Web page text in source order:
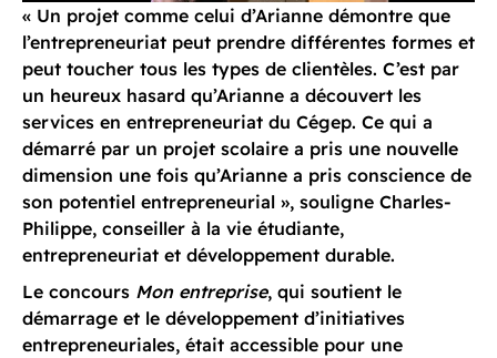
« Un projet comme celui d’Arianne démontre que
l’entrepreneuriat peut prendre différentes formes et
peut toucher tous les types de clientèles. C’est par
un heureux hasard qu’Arianne a découvert les
services en entrepreneuriat du Cégep. Ce qui a
démarré par un projet scolaire a pris une nouvelle
dimension une fois qu’Arianne a pris conscience de
son potentiel entrepreneurial », souligne Charles-
Philippe, conseiller à la vie étudiante,
entrepreneuriat et développement durable.
Le concours Mon entreprise, qui soutient le
démarrage et le développement d’initiatives
entrepreneuriales, était accessible pour une